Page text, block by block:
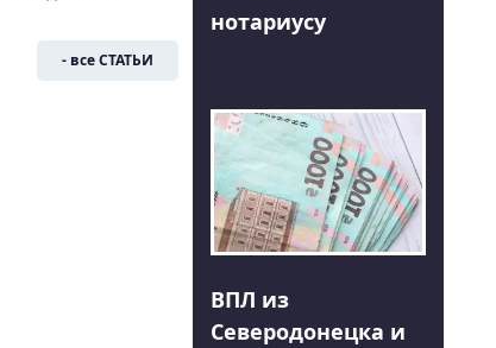
- все СТАТЬИ
нотариусу
ВПЛ из
Северодонецка и